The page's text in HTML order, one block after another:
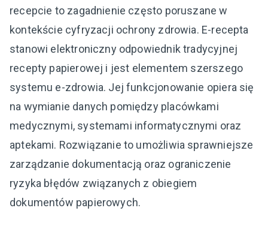
recepcie to zagadnienie często poruszane w
kontekście cyfryzacji ochrony zdrowia. E-recepta
stanowi elektroniczny odpowiednik tradycyjnej
recepty papierowej i jest elementem szerszego
systemu e-zdrowia. Jej funkcjonowanie opiera się
na wymianie danych pomiędzy placówkami
medycznymi, systemami informatycznymi oraz
aptekami. Rozwiązanie to umożliwia sprawniejsze
zarządzanie dokumentacją oraz ograniczenie
ryzyka błędów związanych z obiegiem
dokumentów papierowych.